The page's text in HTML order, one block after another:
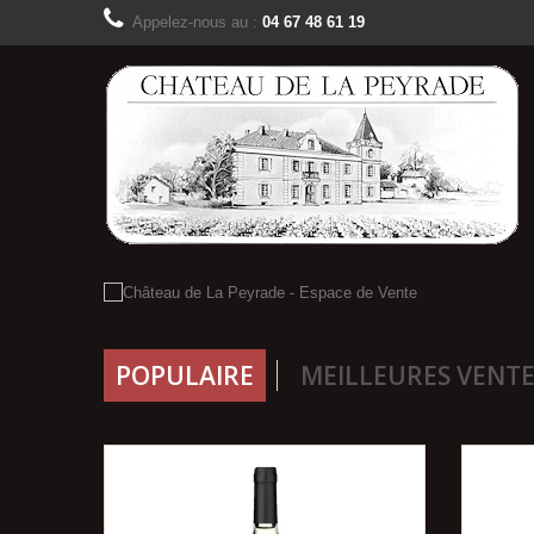
Appelez-nous au : 04 67 48 61 19
POPULAIRE MEILLEURES